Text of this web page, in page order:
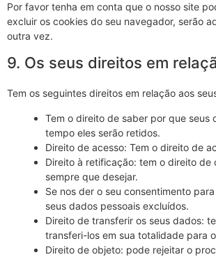
Por favor tenha em conta que o nosso site
excluir os cookies do seu navegador, serão
outra vez.
9. Os seus direitos em
Tem os seguintes direitos em relação aos
Tem o direito de saber por que seus
tempo eles serão retidos.
Direito de acesso: Tem o direito de
Direito à retificação: tem o direito de
sempre que desejar.
Se nos der o seu consentimento
seus dados pessoais excluídos.
Direito de transferir os seus dados:
transferi-los em sua totalidade para
Direito de objeto: pode rejeitar o